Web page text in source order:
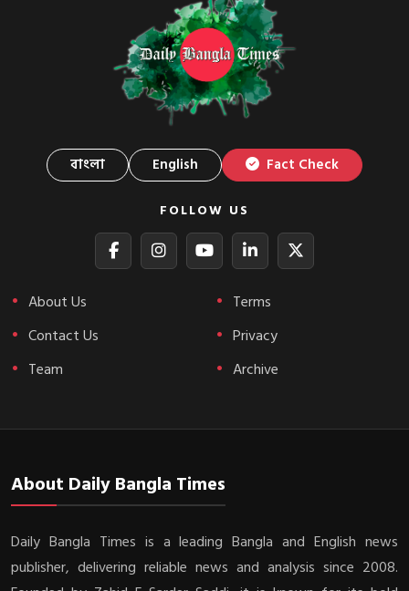
বাংলা English Fact Check
FOLLOW US
About Us
Contact Us
Team
Terms
Privacy
Archive
About Daily Bangla Times
Daily Bangla Times is a leading Bangla and English news
publisher, delivering reliable news and analysis since 2008.